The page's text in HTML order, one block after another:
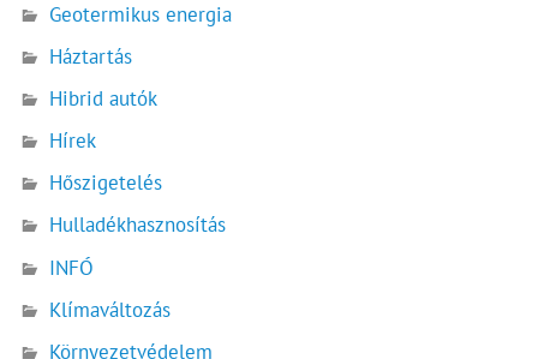
Geotermikus energia
Háztartás
Hibrid autók
Hírek
Hőszigetelés
Hulladékhasznosítás
INFÓ
Klímaváltozás
Környezetvédelem